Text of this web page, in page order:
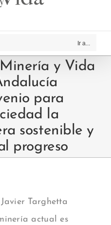
Ir a...
y Vida
para
la
sostenible y
progreso
Targhetta
actual es